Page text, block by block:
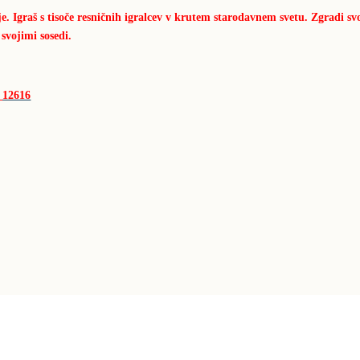
Igraš s tisoče resničnih igralcev v krutem starodavnem svetu. Zgradi
sosedi.